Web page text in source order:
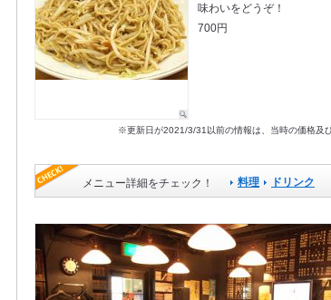
味わいをどうぞ！
700円
※更新日が2021/3/31以前の情報は、当時の価格及
メニュー詳細をチェック！ 料理 ドリンク